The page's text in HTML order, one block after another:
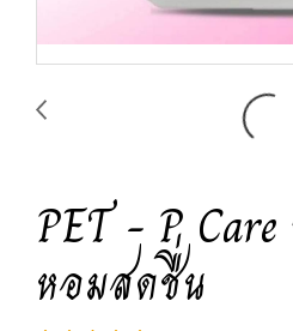
PET - P
หอมสดชื่น